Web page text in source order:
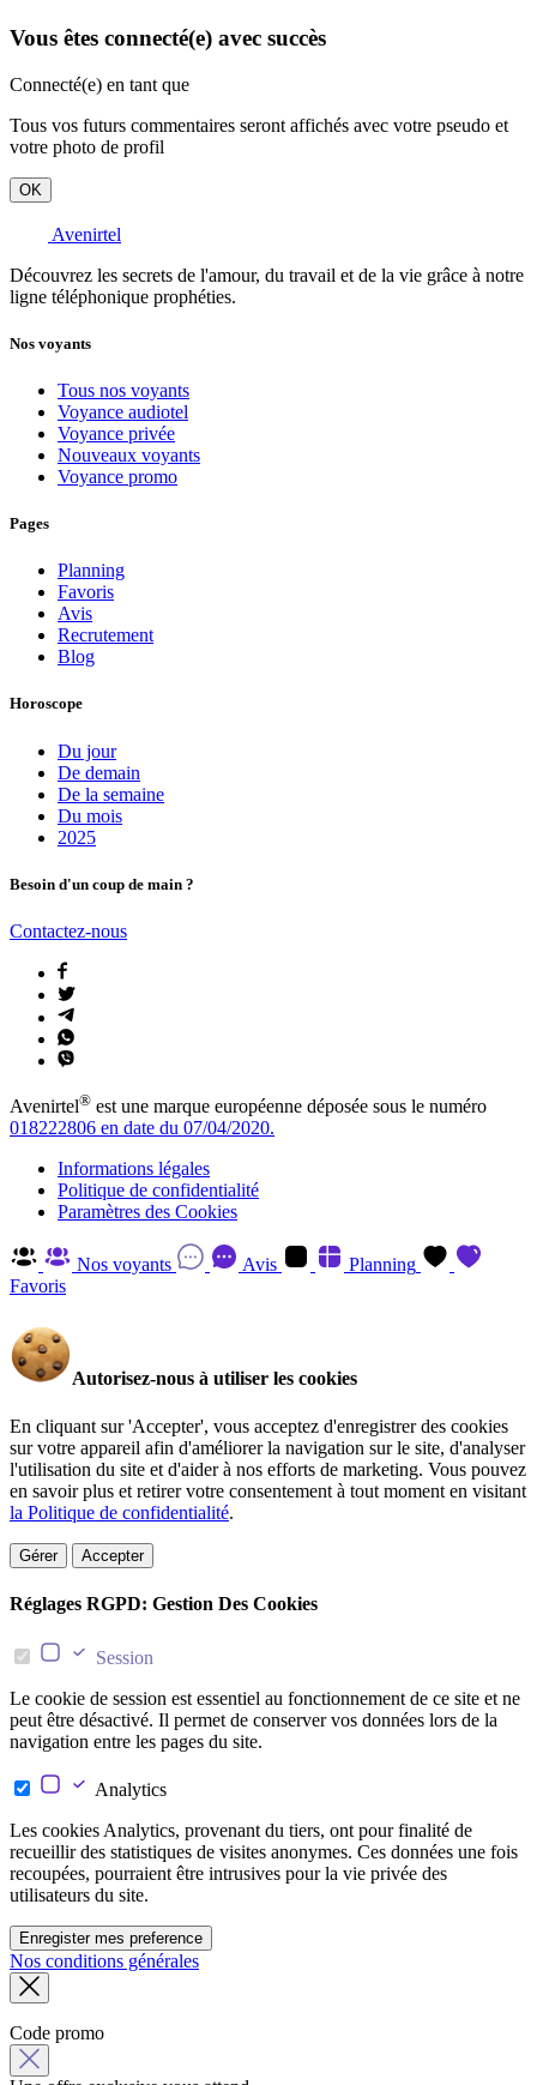
Vous êtes connecté(e) avec succès
Connecté(e) en tant que
Tous vos futurs commentaires seront affichés avec votre pseudo et
votre photo de profil
OK
Avenirtel
Découvrez les secrets de l'amour, du travail et de la vie grâce à notre
ligne téléphonique prophéties.
Nos voyants
Tous nos voyants
Voyance audiotel
Voyance privée
Nouveaux voyants
Voyance promo
Pages
Planning
Favoris
Avis
Recrutement
Blog
Horoscope
Du jour
De demain
De la semaine
Du mois
2025
Besoin d'un coup de main ?
Contactez-nous
Avenirtel® est une marque européenne déposée sous le numéro
018222806 en date du 07/04/2020.
Informations légales
Politique de confidentialité
Paramètres des Cookies
Nos voyants Avis
Planning
Favoris
Autorisez-nous à utiliser les cookies
En cliquant sur 'Accepter', vous acceptez d'enregistrer des cookies
sur votre appareil afin d'améliorer la navigation sur le site, d'analyser
l'utilisation du site et d'aider à nos efforts de marketing. Vous pouvez
en savoir plus et retirer votre consentement à tout moment en visitant
la Politique de confidentialité.
Gérer Accepter
Réglages RGPD: Gestion Des Cookies
Session
Le cookie de session est essentiel au fonctionnement de ce site et ne
peut être désactivé. Il permet de conserver vos données lors de la
navigation entre les pages du site.
Analytics
Les cookies Analytics, provenant du tiers, ont pour finalité de
recueillir des statistiques de visites anonymes. Ces données une fois
recoupées, pourraient être intrusives pour la vie privée des
utilisateurs du site.
Enregister mes preference
Nos conditions générales
Code promo